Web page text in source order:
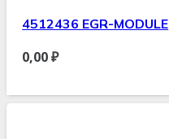
4512436 EGR-MODULE
0,00₽